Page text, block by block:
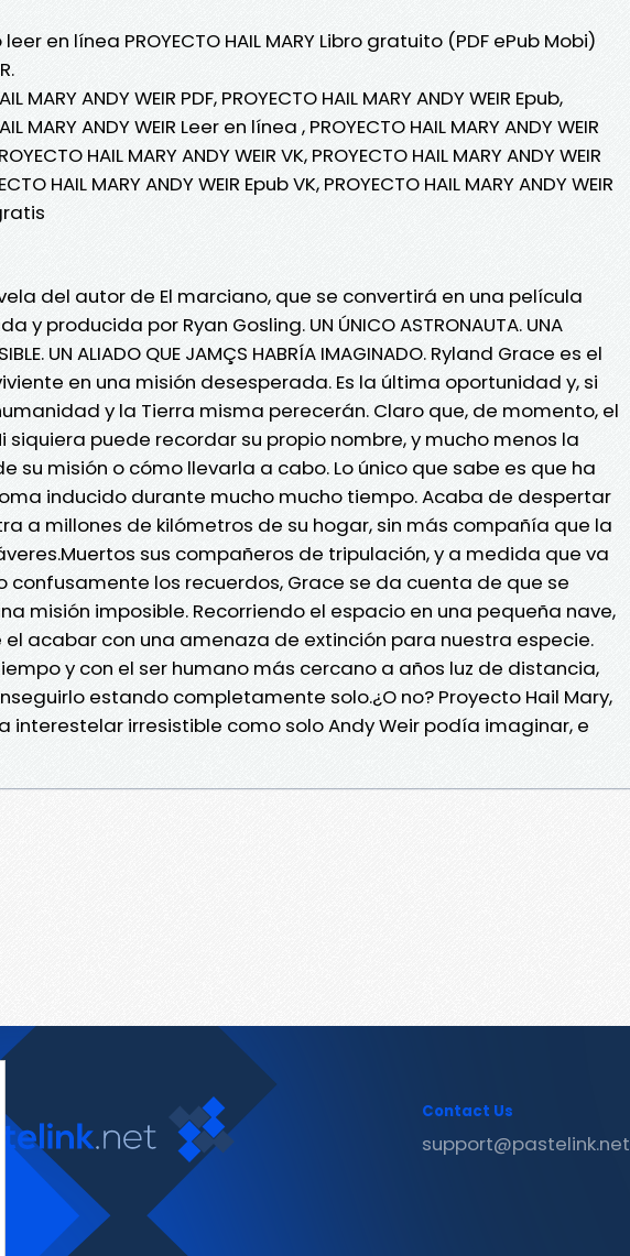
en línea PROYECTO HAIL MARY Libro gratuito (PDF ePub Mobi)
MARY ANDY WEIR PDF, PROYECTO HAIL MARY ANDY WEIR Epub,
MARY ANDY WEIR Leer en línea , PROYECTO HAIL MARY ANDY WEIR
HAIL MARY ANDY WEIR VK, PROYECTO HAIL MARY ANDY WEIR
HAIL MARY ANDY WEIR Epub VK, PROYECTO HAIL MARY ANDY WEIR
del autor de El marciano, que se convertirá en una película
y producida por Ryan Gosling. UN ÚNICO ASTRONAUTA. UNA
UN ALIADO QUE JAMÇS HABRÍA IMAGINADO. Ryland Grace es el
en una misión desesperada. Es la última oportunidad y, si
y la Tierra misma perecerán. Claro que, de momento, el
siquiera puede recordar su propio nombre, y mucho menos la
su misión o cómo llevarla a cabo. Lo único que sabe es que ha
inducido durante mucho mucho tiempo. Acaba de despertar
a millones de kilómetros de su hogar, sin más compañía que la
sus compañeros de tripulación, y a medida que va
confusamente los recuerdos, Grace se da cuenta de que se
misión imposible. Recorriendo el espacio en una pequeña nave,
acabar con una amenaza de extinción para nuestra especie.
y con el ser humano más cercano a años luz de distancia,
estando completamente solo.¿O no? Proyecto Hail Mary,
interestelar irresistible como solo Andy Weir podía imaginar, e
Contact Us
support@pastelink.net